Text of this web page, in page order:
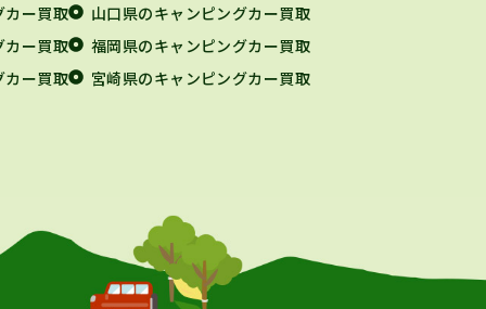
カー買取
山口県のキャンピングカー買取
カー買取
福岡県のキャンピングカー買取
カー買取
宮崎県のキャンピングカー買取